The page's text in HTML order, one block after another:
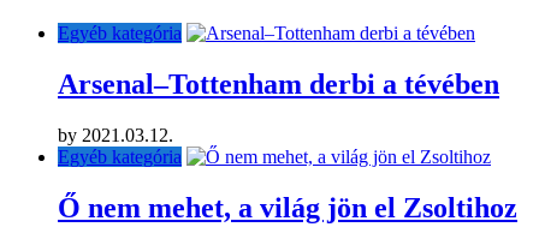
Egyéb kategória
Arsenal–Tottenham derbi a tévében
by 2021.03.12.
Egyéb kategória
Ő nem mehet, a világ jön el Zsoltihoz